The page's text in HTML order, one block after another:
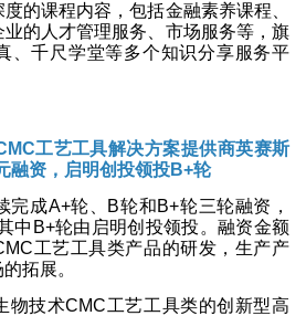
的课程内容，包括金融素养课程、
的人才管理服务、市场服务等，旗
、千尺学堂等多个知识分享服务平
工艺工具解决方案提供商英赛斯
融资，启明创投领投B+轮
完成A+轮、B轮和B+轮三轮融资，
中B+轮由启明创投领投。融资金额
工艺工具类产品的研发，生产产
拓展。
物技术CMC工艺工具类的创新型高